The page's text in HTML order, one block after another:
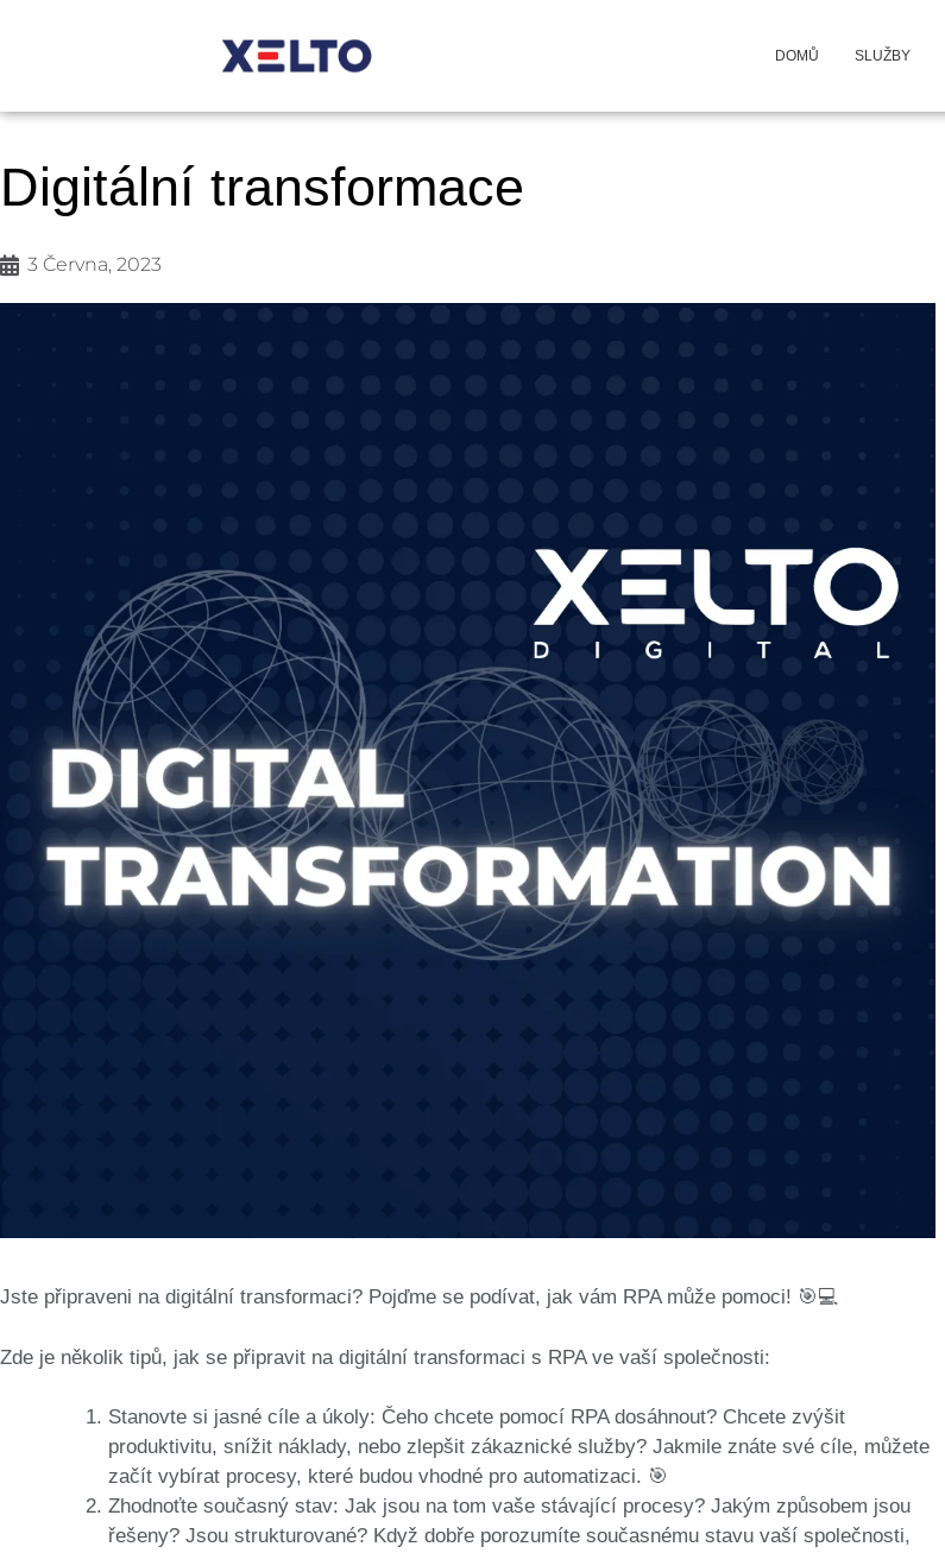
DOMŮ SLUŽBY
Digitální transformace
3 Června, 2023
Jste připraveni na digitální transformaci? Pojďme se podívat, jak vám RPA může pomoci! 🎯💻
Zde je několik tipů, jak se připravit na digitální transformaci s RPA ve vaší společnosti:
Stanovte si jasné cíle a úkoly: Čeho chcete pomocí RPA dosáhnout? Chcete zvýšit
produktivitu, snížit náklady, nebo zlepšit zákaznické služby? Jakmile znáte své cíle, můžete
začít vybírat procesy, které budou vhodné pro automatizaci. 🎯
Zhodnoťte současný stav: Jak jsou na tom vaše stávající procesy? Jakým způsobem jsou
řešeny? Jsou strukturované? Když dobře porozumíte současnému stavu vaší společnosti,